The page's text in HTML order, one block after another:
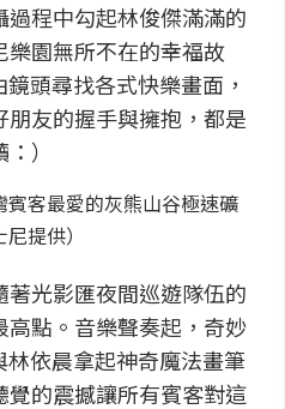
程中勾起林俊傑滿滿的
園無所不在的幸福故
頭尋找各式快樂畫面，
友的握手與擁抱，都是
）
客最愛的灰熊山谷極速礦
提供）
光影匯夜間巡遊隊伍的
點。音樂聲奏起，奇妙
依晨拿起神奇魔法畫筆
的震撼讓所有賓客對這